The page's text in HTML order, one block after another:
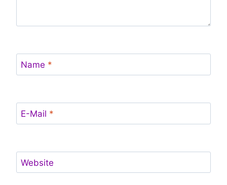
Name *
E-Mail *
Website